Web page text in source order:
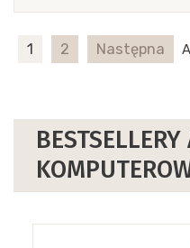
1 2 Następna